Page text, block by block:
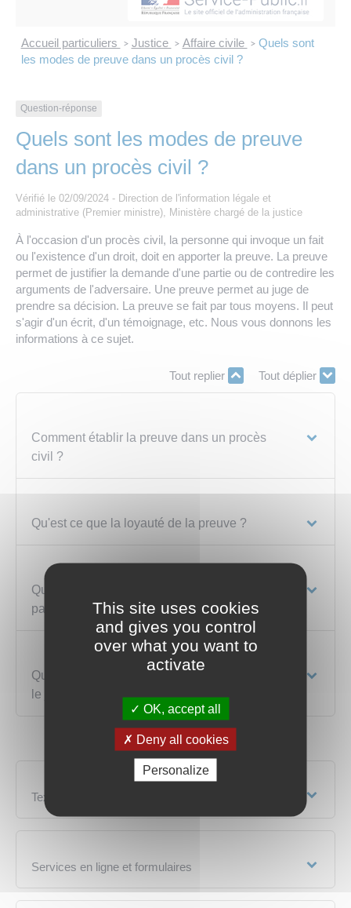
Eau et assainissement
Travaux
Numérique
Annuaire de contacts
Les offres d’emploi de la communauté de
Nos publications
Accueil particuliers > Justice > Affaire civile > Quels sont
les modes de preuve dans un procès civil ?
Question-réponse
Quels sont les modes de preuve
dans un procès civil ?
Vérifié le 02/09/2024 - Direction de l'information légale et
administrative (Premier ministre), Ministère chargé de la justice
À l'occasion d'un procès civil, la personne qui invoque un fait
ou l'existence d'un droit, doit en apporter la preuve. La preuve
permet de justifier la demande d'une partie ou de contredire les
arguments de l'adversaire. Une preuve permet au juge de
prendre sa décision. La preuve se fait par tous moyens. Il peut
s'agir d'un écrit, d'un témoignage, etc. Nous vous donnons les
informations à ce sujet.
Tout replier Tout déplier
Comment établir la preuve dans un procès
civil ?
Qu'est ce que la loyauté de la preuve ?
Quelles preuves peuvent être fournies par les
parties dans un procès civil ?
Quelles preuves peuvent être demandées par
le juge dans un procès civil ?
Textes de référence
Services en ligne et formulaires
This site uses cookies
and gives you control
over what you want to
activate
OK, accept all
Deny all cookies
Personalize